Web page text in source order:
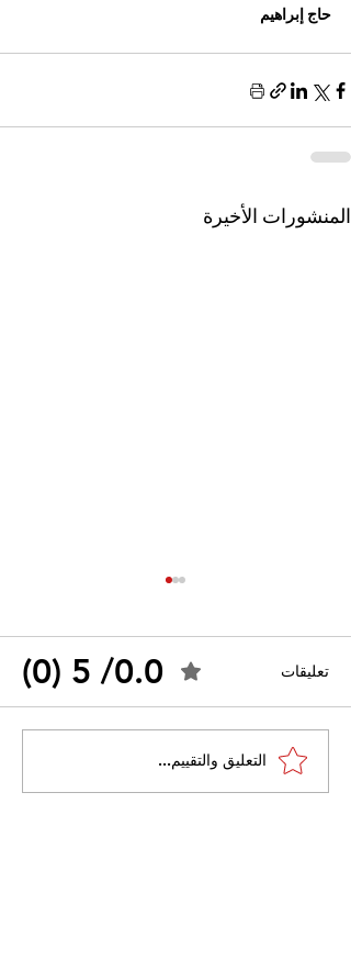
حاج إبراهيم
المنشورات الأخيرة
القضاء الإداري يقضي بحل
نقابة "كنابست"
تعليقات 0.0/ 5 (0)
التعليق والتقييم...